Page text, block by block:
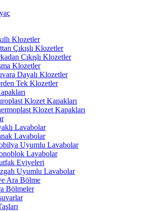
Klozetler
Çıkışlı Klozetler
Çıkışlı Klozetler
Klozetler
Dayalı Klozetler
Tek Klozetler
Klozet Kapakları
Klozet Kapakları
Lavabolar
Lavabolar
Uyumlu Lavabolar
Lavabolar
Eviyeleri
Uyumlu Lavabolar
Ara Bölme
Bölmeler